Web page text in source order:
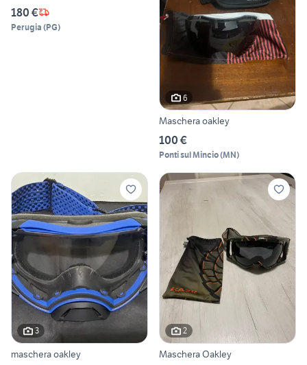
180 €
Perugia (PG)
6
Maschera oakley
100 €
Ponti sul Mincio(MN)
3
maschera oakley
2
Maschera Oakley